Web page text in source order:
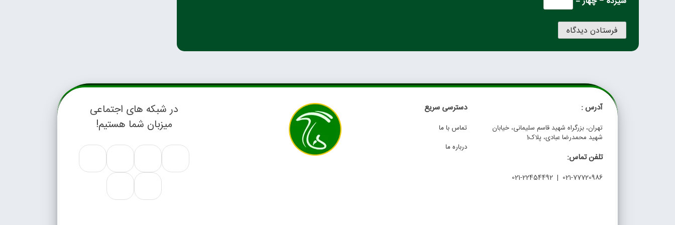
آدرس :
تهران، بزرگراه شهید قاسم سلیمانی، خیابان
شهید محمدرضا عبادی، پلاک1
تلفن تماس:
021-77720986 | 021-22454492
دسترسی سریع
تماس با ما
درباره ما
در شبکه های اجتماعی
میزبان شما هستیم!